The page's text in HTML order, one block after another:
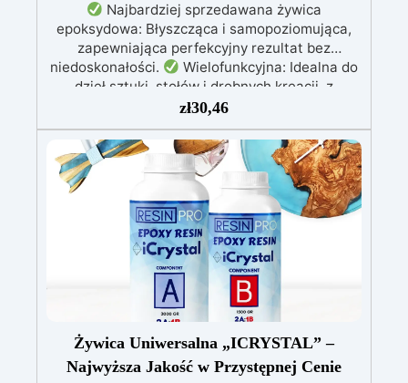
Najbardziej sprzedawana żywica
epoksydowa: Błyszcząca i samopoziomująca,
zapewniająca perfekcyjny rezultat bez
niedoskonałości.
Wielofunkcyjna: Idealna do
dzieł sztuki, stołów i drobnych kreacji, z
możliwością wylewania od 1 mm do 2 cm.
Odporna na zarysowania i promieniowanie UV:
Gwarantuje trwałe, intensywne i nienaruszone
prace, które nie żółkną z biegiem czasu.
Niska lepkość i formuła przeciwbąbelkowa: Dla
perfekcyjnych rezultatów, idealna do wlewania
do form i zatapiania.
Certyfikowana jako
bezpieczna po utwardzeniu: Bezpieczna w
kontakcie ze skórą, wolna od BPA i VoC,
zapewniając bezpieczeństwo i wysoką jakość.
zł30,46
Żywica Uniwersalna „ICRYSTAL” –
Najwyższa Jakość w Przystępnej Cenie